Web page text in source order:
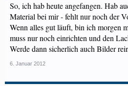
So, ich hab heute angefangen. Hab
Material bei mir - fehlt nur noch der
Wenn alles gut läuft, bin ich morgen
muss nur noch einrichten und den
Werde dann sicherlich auch Bilder
6. Januar 2012